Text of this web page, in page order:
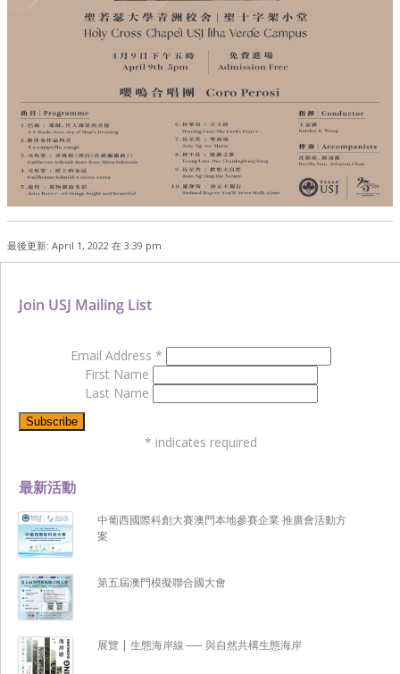
最後更新: April 1, 2022 在 3:39 pm
最新活動
中葡西國際科創大賽澳門本地參賽企業 推廣會活動方
案
第五屆澳門模擬聯合國大會
展覽 | 生態海岸線 ── 與自然共構生態海岸
Join USJ Mailing List
Email Address *
First Name
Last Name
* indicates required